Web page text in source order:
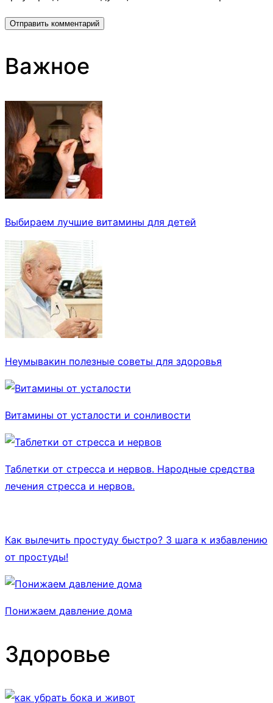
Важное
Выбираем лучшие витамины для детей
Неумывакин полезные советы для здоровья
Витамины от усталости и сонливости
Таблетки от стресса и нервов. Народные средства
лечения стресса и нервов.
Как вылечить простуду быстро? 3 шага к избавлению
от простуды!
Понижаем давление дома
Здоровье